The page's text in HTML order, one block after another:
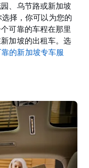
、乌节路或新加坡
择，你可以为您的
可靠的车程在那里
加坡的出租车。选
的新加坡专车服